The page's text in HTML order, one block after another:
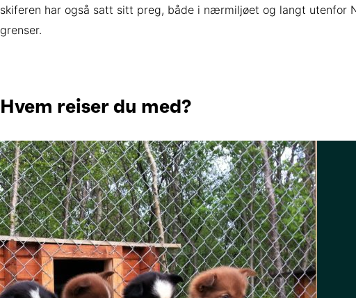
skiferen har også satt sitt preg, både i nærmiljøet og langt utenfor
grenser.
Hvem reiser du med?